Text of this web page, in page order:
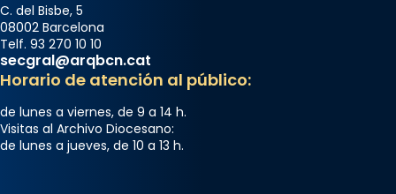
C. del Bisbe, 5
08002 Barcelona
Telf. 93 270 10 10
secgral@arqbcn.cat
Horario de atención al público:
de lunes a viernes, de 9 a 14 h.
Visitas al Archivo Diocesano:
de lunes a jueves, de 10 a 13 h.